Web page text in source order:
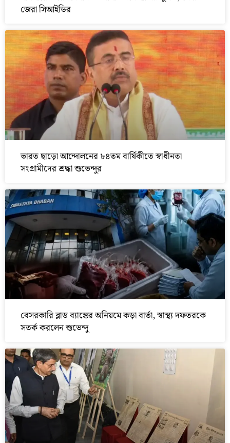
জেরা সিআইডির
ভারত ছাড়ো আন্দোলনের ৮৪তম বার্ষিকীতে স্বাধীনতা
সংগ্রামীদের শ্রদ্ধা শুভেন্দুর
বেসরকারি ব্লাড ব্যাঙ্কের অনিয়মে কড়া বার্তা, স্বাস্থ্য দফতরকে
সতর্ক করলেন শুভেন্দু